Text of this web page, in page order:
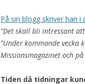
På sin blogg skriver han i
”Det skall bli intressant
”Under kommande
Missionsmagazinet och
Tiden då tidningar